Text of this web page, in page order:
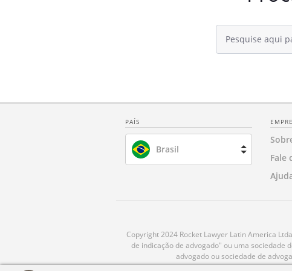
Utilizamos cookies para oferecer a
PAÍS
Brasil
Holanda
Reino Unido
Fale
Copyright 2024 Rocket Lawyer Latin America
de indicação de advogado" ou uma sociedade
advogado ou sociedade de